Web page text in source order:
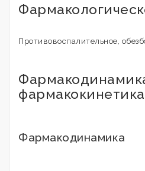
Противовоспалительное,
фармакокинетика
Фармакодинамика